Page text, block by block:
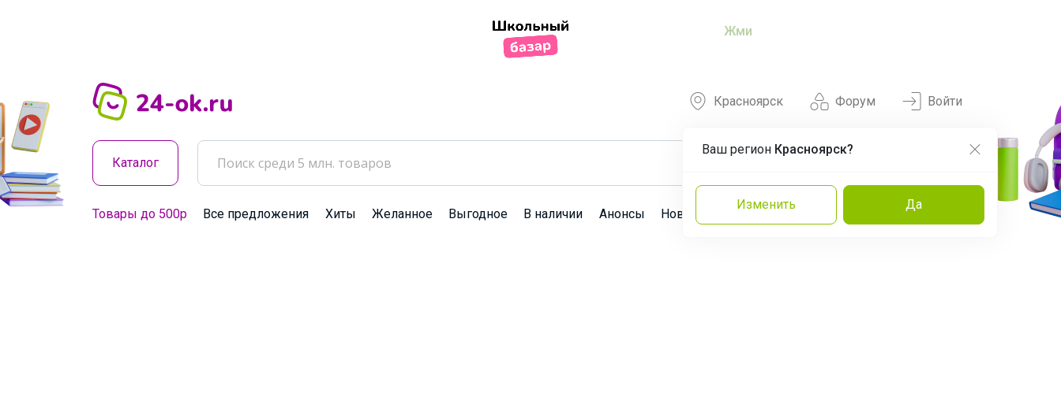
Жми
Форум
Красноярск
Ваш регион Красноярск?
Изменить Да
Войти
Каталог
Товары до 500р Все предложения Хиты Желанное Выгодное В наличии Анонсы Новости Команда Эксперты